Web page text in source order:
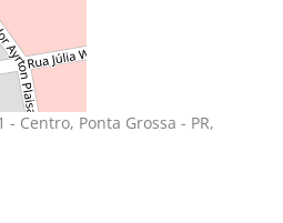
Centro, Ponta Grossa - PR,